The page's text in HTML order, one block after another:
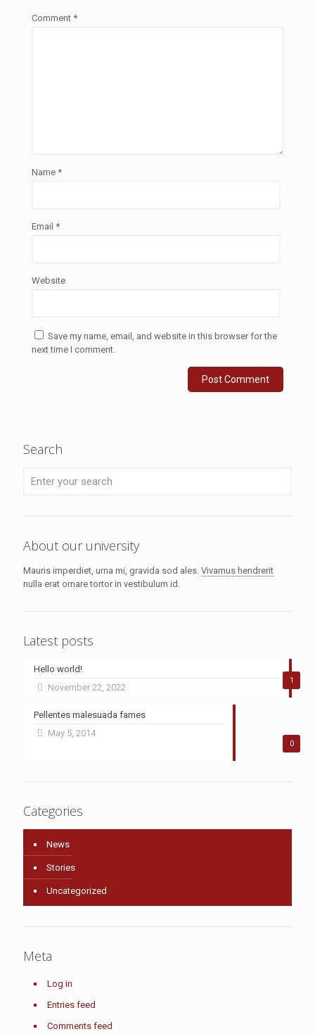
Comment *
Name *
Email *
Website
Save my name, email, and website in this browser for the
next time I comment.
Search
About our university
Mauris imperdiet, urna mi, gravida sod ales. Vivamus hendrerit
nulla erat ornare tortor in vestibulum id.
Latest posts
1
Hello world!
November 22, 2022
0
Pellentes malesuada fames
May 5, 2014
Categories
News
Stories
Uncategorized
Meta
Log in
Entries feed
Comments feed